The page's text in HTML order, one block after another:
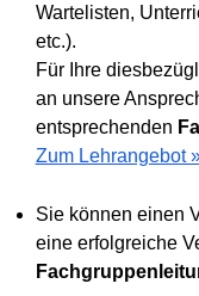
Wartelisten,
etc.).
Für Ihre
an unsere
entsprechenden
Zum Lehrangebot
Sie können einen
eine erfolgreiche